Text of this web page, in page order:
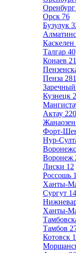
Оренбург
Орск 76
Бузулук
Каскелен
Талгар 40
Конаев 21
Пенза 281
Заречный
Кузнецк
Актау 220
Жанаозен
Форт-
Нур-
Воронеж
Лиски 12
Россошь
Ханты-
Сургут
Ханты-
Тамбов
Котовск